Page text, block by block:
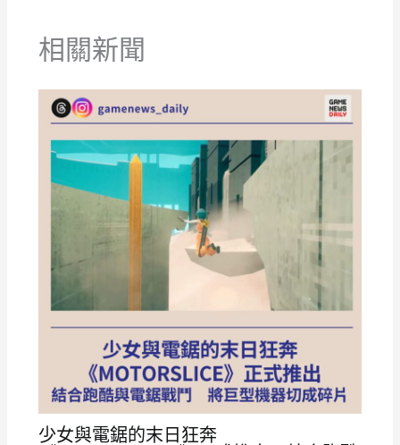
相關新聞
少女與電鋸的末日狂奔